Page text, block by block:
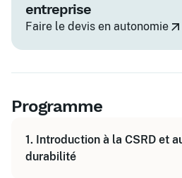
entreprise
Faire le devis en autonomie
Programme
1. Introduction à la CSRD et
durabilité